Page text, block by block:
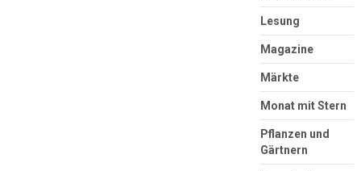
Lesung
Magazine
Märkte
Monat mit Stern
Pflanzen und
Gärtnern